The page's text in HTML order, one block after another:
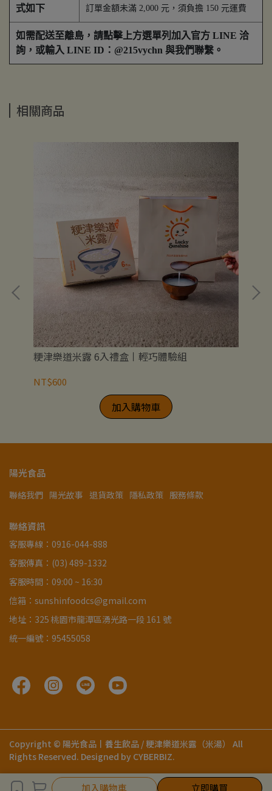
加入購物車
加入購物車 立即購買
式如下
訂單金額未滿 2,000 元，須負擔 150 元運費
如需配送至離島，請點擊上方選單列加入官方 LINE 洽
詢，或輸入 LINE ID：@215vychn 與我們聯繫。
相關商品
粳津樂道米露 6入禮盒丨輕巧體驗組
NT$600
加入購物車
陽光食品
聯絡我們 陽光故事 退貨政策 隱私政策 服務條款
聯絡資訊
客服專線：0916-044-888
客服傳真：(03) 489-1332
客服時間：09:00 ~ 16:30
信箱：sunshinfoodcs@gmail.com
地址：325 桃園市龍潭區湧光路一段 161 號
統一編號：95455058
Copyright © 陽光食品丨養生飲品 / 粳津樂道米露（米湯）
All
Rights Reserved. Designed by CYBERBIZ.